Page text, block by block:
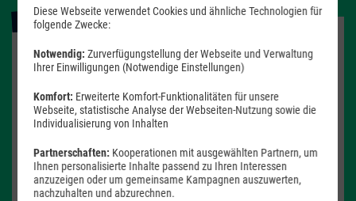
Aktion
Fairphone
GRATIS
Diese Webseite verwendet Cookies und ähnliche Technologien für
folgende Zwecke:
Notwendig: Zurverfügungstellung der Webseite und Verwaltung
Ihrer Einwilligungen (Notwendige Einstellungen)
Komfort: Erweiterte Komfort-Funktionalitäten für unsere
Webseite, statistische Analyse der Webseiten-Nutzung sowie die
Individualisierung von Inhalten
Partnerschaften: Kooperationen mit ausgewählten Partnern, um
Ihnen personalisierte Inhalte passend zu Ihren Interessen
anzuzeigen oder um gemeinsame Kampagnen auszuwerten,
nachzuhalten und abzurechnen.